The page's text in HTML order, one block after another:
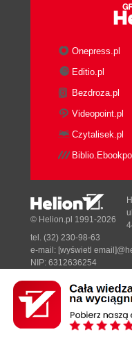
Onepress.pl
Editio.pl
Bezdroza.pl
Videopoint.pl
Czytalisek.pl
Designed with ♥ by
© Helion.pl 1991-2026
tel. (32) 230-98-63
e-mail: [wyświetl
NIP: 6312636254